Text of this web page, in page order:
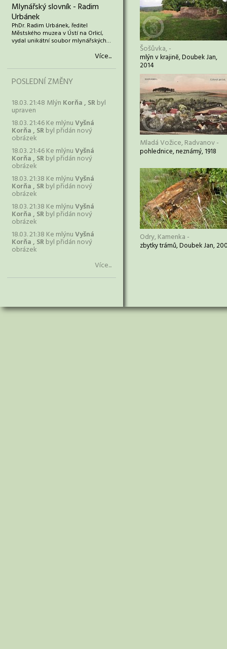
Mlynářský slovník - Radim
Urbánek
PhDr. Radim Urbánek, ředitel
Městského muzea v Ústí na Orlicí,
vydal unikátní soubor mlynářských…
Více...
POSLEDNÍ ZMĚNY
18.03. 21:48 Mlýn Korňa , SRbyl
upraven
18.03. 21:46 Ke mlýnuVyšná
Korňa , SRbyl přidán nový
obrázek
18.03. 21:46 Ke mlýnuVyšná
Korňa , SRbyl přidán nový
obrázek
18.03. 21:38 Ke mlýnuVyšná
Korňa , SRbyl přidán nový
obrázek
18.03. 21:38 Ke mlýnuVyšná
Korňa , SRbyl přidán nový
obrázek
18.03. 21:38 Ke mlýnuVyšná
Korňa , SRbyl přidán nový
obrázek
Více...
Šošůvka, -
mlýn v krajině, Doubek Jan,
2014
Mladá Vožice, Radvanov -
pohlednice, neznámý, 1918
Odry, Kamenka -
zbytky trámů, Doubek Jan,